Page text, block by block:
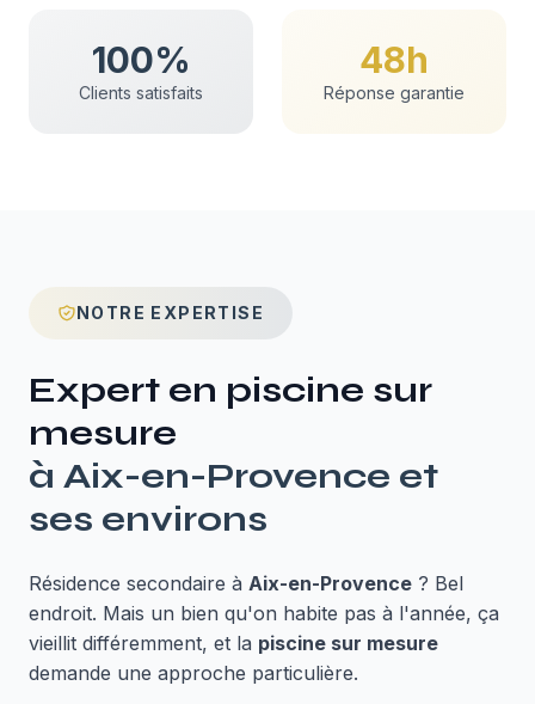
100%
Clients satisfaits
48h
Réponse garantie
NOTRE EXPERTISE
Expert en piscine sur
mesure
à Aix-en-Provence et
ses environs
Résidence secondaire à Aix-en-Provence ? Bel
endroit. Mais un bien qu'on habite pas à l'année, ça
vieillit différemment, et la piscine sur mesure
demande une approche particulière.